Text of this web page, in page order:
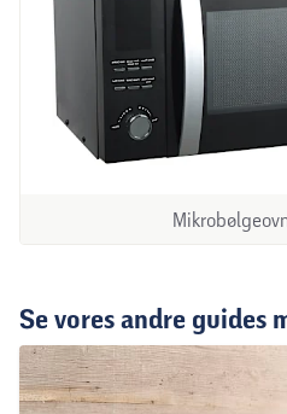
Se vores andre guides